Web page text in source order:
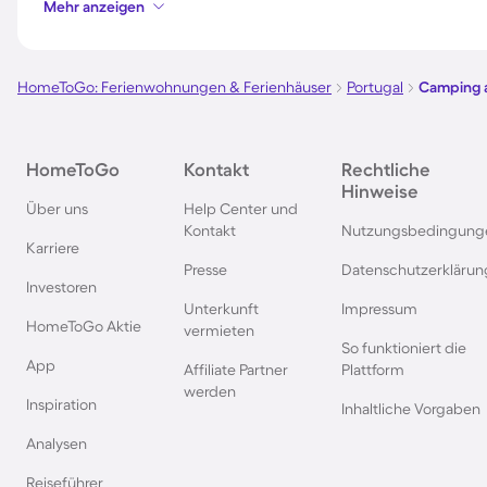
Camping in Bibione
Camping in Spanien Camping in Bayern
Camping in Garda Camping in
Camping in Callantsoog Camping auf Korsika
Camping auf Sizilien Camping in Istrien
Camping in Belgien
Mehr anzeigen
HomeToGo: Ferienwohnungen & Ferienhäuser Portugal Camping
HomeToGo
Über uns
Karriere
Investoren
HomeToGo Aktie
App
Inspiration
Analysen
Reiseführer
Kontakt
Help Center und
Kontakt
Presse
Unterkunft
vermieten
Affiliate Partner
werden
Rechtliche
Hinweise
Impressum
So funktioniert die
Plattform
Inhaltliche Vorgaben